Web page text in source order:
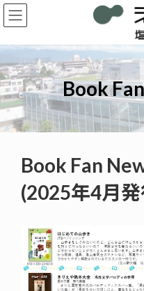
コ
ン
ン
ツ
へ
ス
キ
ッ
プ
ナ
ビ
ー
シ
ョ
ン
に
移
動
Book
Book Fan
(2025年4月発